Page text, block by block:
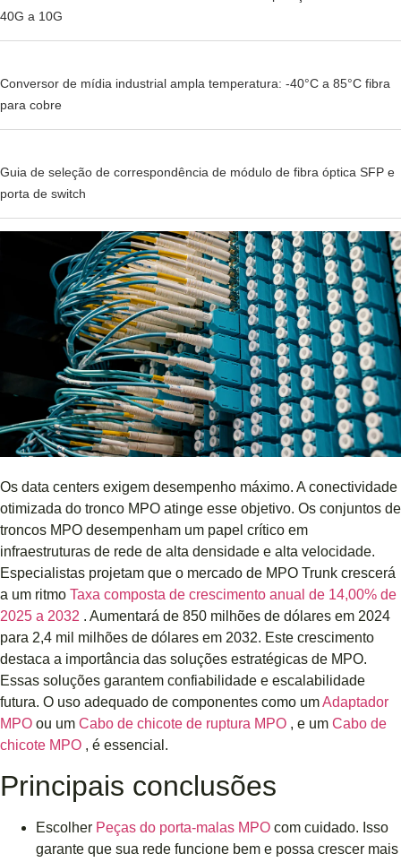
40G a 10G
Conversor de mídia industrial ampla temperatura: -40°C a 85°C fibra
para cobre
Guia de seleção de correspondência de módulo de fibra óptica SFP e
porta de switch
Os data centers exigem desempenho máximo. A conectividade
otimizada do tronco MPO atinge esse objetivo. Os conjuntos de
troncos MPO desempenham um papel crítico em
infraestruturas de rede de alta densidade e alta velocidade.
Especialistas projetam que o mercado de MPO Trunk crescerá
a um ritmo Taxa composta de crescimento anual de 14,00% de
2025 a 2032 . Aumentará de 850 milhões de dólares em 2024
para 2,4 mil milhões de dólares em 2032. Este crescimento
destaca a importância das soluções estratégicas de MPO.
Essas soluções garantem confiabilidade e escalabilidade
futura. O uso adequado de componentes como umAdaptador
MPO ou um Cabo de chicote de ruptura MPO , e um Cabo de
chicote MPO , é essencial.
Principais conclusões
Escolher Peças do porta-malas MPO com cuidado. Isso
garante que sua rede funcione bem e possa crescer mais